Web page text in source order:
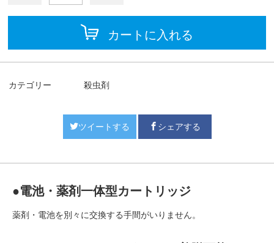
カートに入れる
カテゴリー 殺虫剤
ツイートする シェアする
●電池・薬剤一体型カートリッジ
薬剤・電池を別々に交換する手間がいりません。